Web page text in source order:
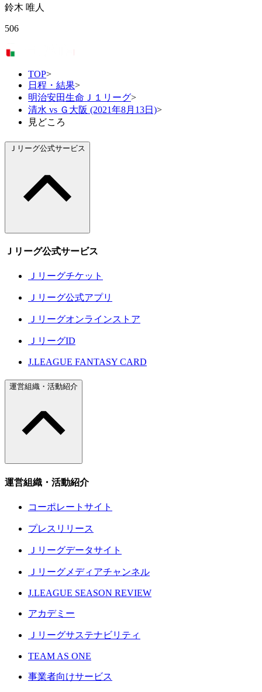
鈴木 唯人
506
TOP>
日程・結果>
明治安田生命Ｊ１リーグ>
清水 vs Ｇ大阪 (2021年8月13日)>
見どころ
Ｊリーグ公式サービス
Ｊリーグ公式サービス
Ｊリーグチケット
Ｊリーグ公式アプリ
Ｊリーグオンラインストア
ＪリーグID
J.LEAGUE FANTASY CARD
運営組織・活動紹介
運営組織・活動紹介
コーポレートサイト
プレスリリース
Ｊリーグデータサイト
Ｊリーグメディアチャンネル
J.LEAGUE SEASON REVIEW
アカデミー
Ｊリーグサステナビリティ
TEAM AS ONE
事業者向けサービス